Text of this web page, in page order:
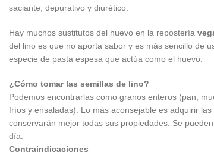
saciante, depurativo y diurético.
Hay muchos sustitutos del huevo en la repostería
del lino es que no aporta sabor y es más sencillo de
especie de pasta espesa que actúa como el huevo.
¿Cómo tomar las semillas de lino?
Podemos encontrarlas como granos enteros (pan,
fríos y ensaladas). Lo más aconsejable es adquirir
conservarán mejor todas sus propiedades. Se
día.
Contraindicaciones